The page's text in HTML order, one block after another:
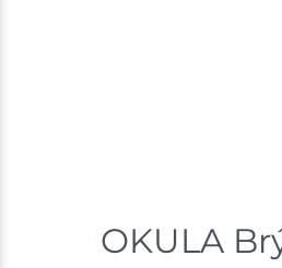
OKULA